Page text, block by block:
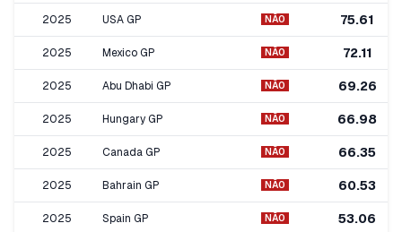
2025 USA GP NÃO 75.61
2025 Mexico GP NÃO 72.11
2025 Abu Dhabi GP NÃO 69.26
2025 Hungary GP NÃO 66.98
2025 Canada GP NÃO 66.35
2025 Bahrain GP NÃO 60.53
2025 Spain GP NÃO 53.06